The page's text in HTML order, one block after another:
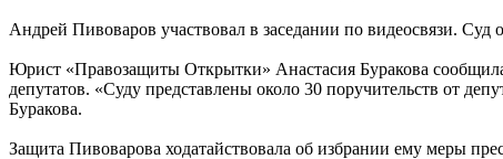
Андрей Пивоваров участвовал в заседании по видеосвязи. Суд
Юрист «Правозащиты Открытки» Анастасия Буракова
депутатов. «Суду представлены около 30 поручительств от
Буракова.
Защита Пивоварова ходатайствовала об избрании ему меры